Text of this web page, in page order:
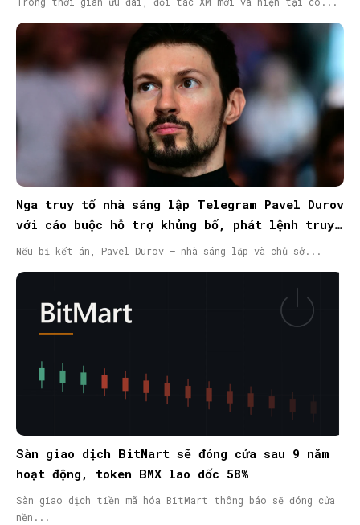
Nga truy tố nhà sáng lập Telegram Pavel Durov
với cáo buộc hỗ trợ khủng bố, phát lệnh truy
nã quốc tế
Nếu bị kết án, Pavel Durov – nhà sáng lập và chủ sở...
Sàn giao dịch BitMart sẽ đóng cửa sau 9 năm
hoạt động, token BMX lao dốc 58%
Sàn giao dịch tiền mã hóa BitMart thông báo sẽ đóng cửa
nền...